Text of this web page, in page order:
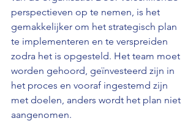
perspectieven op te nemen, is het
gemakkelijker om het strategisch plan
te implementeren en te verspreiden
zodra het is opgesteld. Het team moet
worden gehoord, geïnvesteerd zijn in
het proces en vooraf ingestemd zijn
met doelen, anders wordt het plan niet
aangenomen.